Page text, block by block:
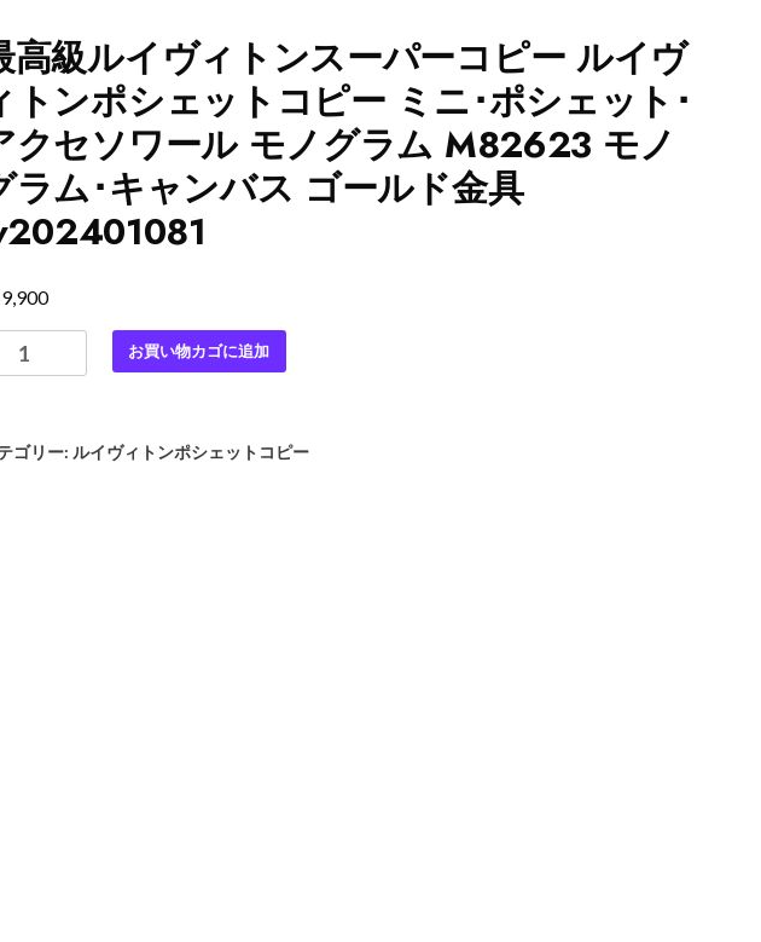
高級ルイヴィトンスーパーコピー ルイヴ
トンポシェットコピー ミニ･ポシェット･
クセソワール モノグラム M82623 モノ
ラム･キャンバス ゴールド金具
お買い物カゴに追加
ゴリー: ルイヴィトンポシェットコピー